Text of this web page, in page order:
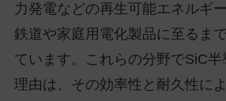
力発電などの再生可能エネルギ
鉄道や家庭用電化製品に至るま
ています。これらの分野でSiC
理由は、その効率性と耐久性に